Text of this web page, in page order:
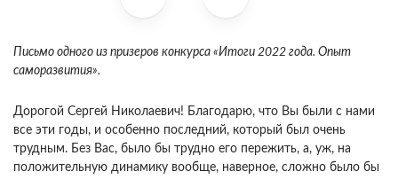
Письмо одного из призеров конкурса «Итоги 2022 года. Опыт
саморазвития».
Дорогой Сергей Николаевич! Благодарю, что Вы были с нами
все эти годы, и особенно последний, который был очень
трудным. Без Вас, было бы трудно его пережить, а, уж, на
положительную динамику вообще, наверное, сложно было бы